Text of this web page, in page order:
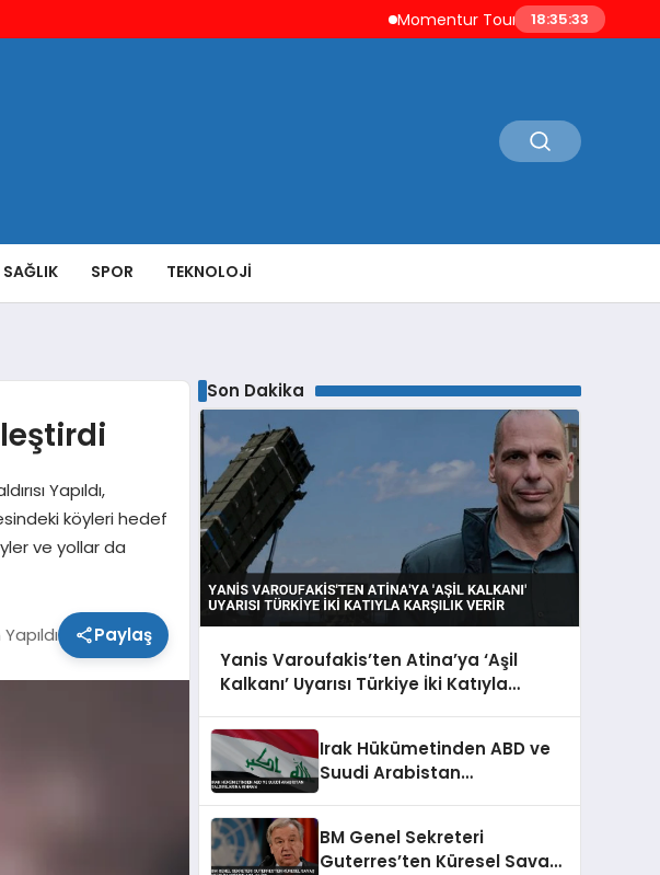
Momentur Tourism & Travel, Dubai
18:35:34
SAĞLIK SPOR TEKNOLOJI
Yapıldı,
köyleri hedef
ve yollar da
Paylaş
Son Dakika
Yanis Varoufakis’ten Atina’ya ‘Aşil
Kalkanı’ Uyarısı Türkiye İki Katıyla
Irak Hükümetinden ABD ve
Suudi Arabistan
BM Genel Sekreteri
Guterres’ten Küresel Savaş